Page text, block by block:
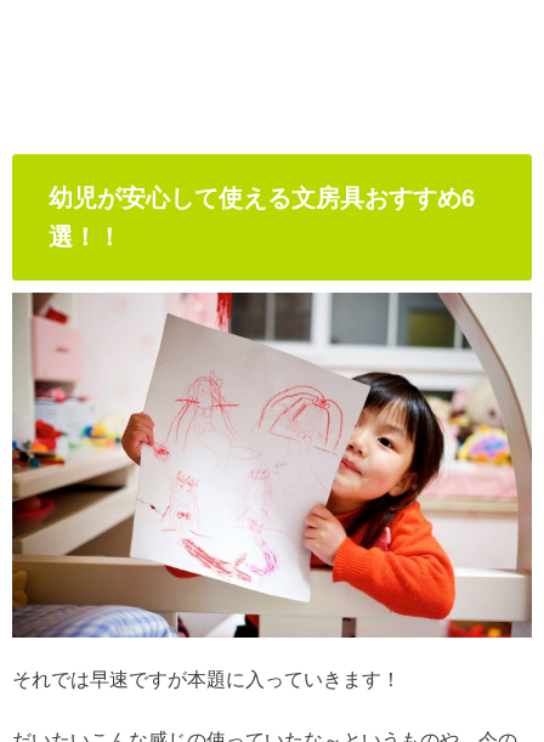
幼児が安心して使える文房具おすすめ6
選！！
それでは早速ですが本題に入っていきます！